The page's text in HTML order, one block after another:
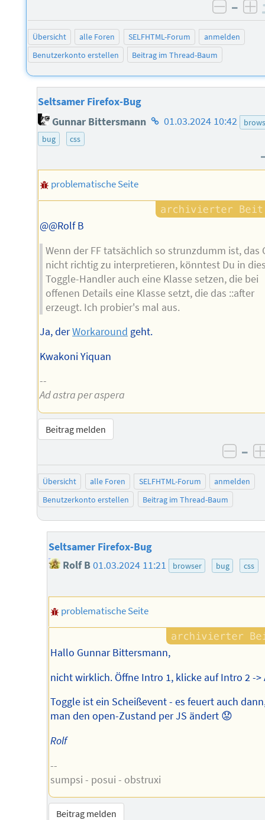
–
Übersicht alle Foren SELFHTML-Forum
anmelden
Benutzerkonto erstellen
Beitrag im Thread-Baum
Seltsamer Firefox-Bug
Gunnar Bittersmann Homepage
01.03.2024 10:42
bug
css
problematische Seite
@@Rolf B
Wenn der FF tatsächlich so strunzdumm ist, das
nicht richtig zu interpretieren, könntest Du in
Toggle-Handler auch eine Klasse setzen, die bei
offenen Details eine Klasse setzt, die das ::after
erzeugt. Ich probier's mal aus.
Ja, derWorkaround geht.
Kwakoni Yiquan
--
Ad astra per aspera
Beitrag melden
–
Übersicht alle Foren SELFHTML-Forum
anmelden
Benutzerkonto erstellen
Beitrag im Thread-Baum
Seltsamer Firefox-Bug
Rolf B01.03.2024 11:21 browser bug css
problematische Seite
Hallo Gunnar Bittersmann,
nicht wirklich. Öffne Intro 1, klicke auf Intro 2 ->
Toggle ist ein Scheißevent - es feuert auch
man den open-Zustand per JS ändert 😟
Rolf
--
sumpsi - posui - obstruxi
Beitrag melden